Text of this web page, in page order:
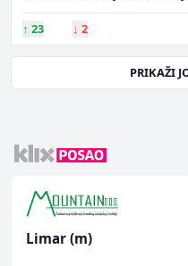
↑ 23 ↓ 2
PRIKAŽI
Limar (m)